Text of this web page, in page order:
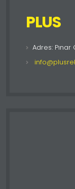
PLUS
Adres: Pınar